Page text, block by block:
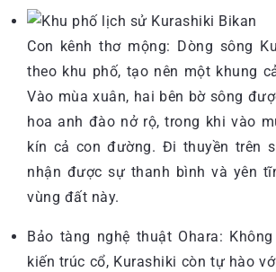
Con kênh thơ mộng: Dòng sông
theo khu phố, tạo nên một khung
Vào mùa xuân, hai bên bờ sông
hoa anh đào nở rộ, trong khi vào
kín cả con đường. Đi thuyền trên
nhận được sự thanh bình và yên
vùng đất này.
Bảo tàng nghệ thuật Ohara:
kiến trúc cổ, Kurashiki còn tự hào